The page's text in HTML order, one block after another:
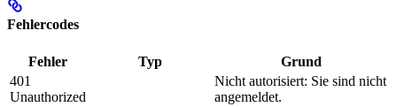
Fehlercodes
Fehler Typ
Grund
401
Unauthorized
Nicht autorisiert: Sie sind nicht
angemeldet.